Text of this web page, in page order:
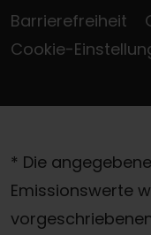
Barrierefreiheit
Cookie-
* Die
Emissionswerte